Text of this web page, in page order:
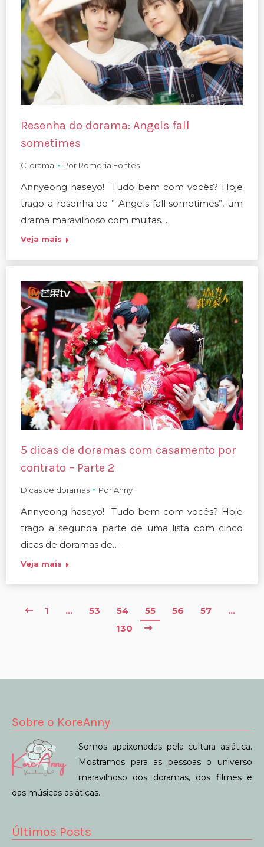
Resenha do dorama: Angels fall
sometimes
C-drama Por Romeria Fontes
Annyeong haseyo! Tudo bem com vocês? Hoje
trago a resenha de ” Angels fall sometimes”, um
drama maravilhoso com muitas…
Veja mais
5 dicas de doramas com casamento por
contrato – Parte 2
Dicas de doramas PorAnny
Annyeong haseyo! Tudo bem com vocês? Hoje
trago a segunda parte de uma lista com cinco
dicas de doramas de…
Veja mais
1 … 53 54 55 56 57
…
130
Sobre o KoreAnny
Somos apaixonadas pela cultura asiática.
Mostramos para as pessoas o universo
maravilhoso dos doramas, dos filmes e
das músicas asiáticas.
Últimos Posts